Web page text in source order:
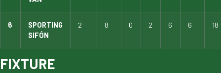
6
SPORTING
SIFÓN
2 8 0 2 6 6 18
FIXTURE